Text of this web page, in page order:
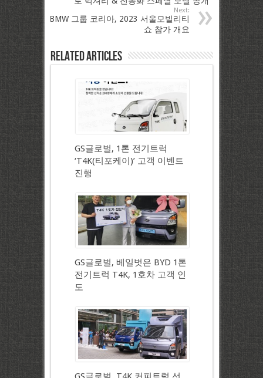
Next:
BMW 그룹 코리아, 2023 서울모빌리티
쇼 참가 개요
Related Articles
GS글로벌, 1톤 전기트럭
‘T4K(티포케이)’ 고객 이벤트
진행
GS글로벌, 베일벗은 BYD 1톤
전기트럭 T4K, 1호차 고객 인
도